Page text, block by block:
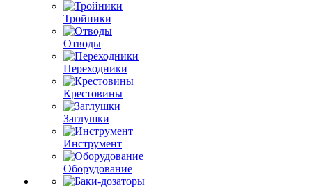
Тройники
Отводы
Переходники
Крестовины
Заглушки
Инструмент
Оборудование